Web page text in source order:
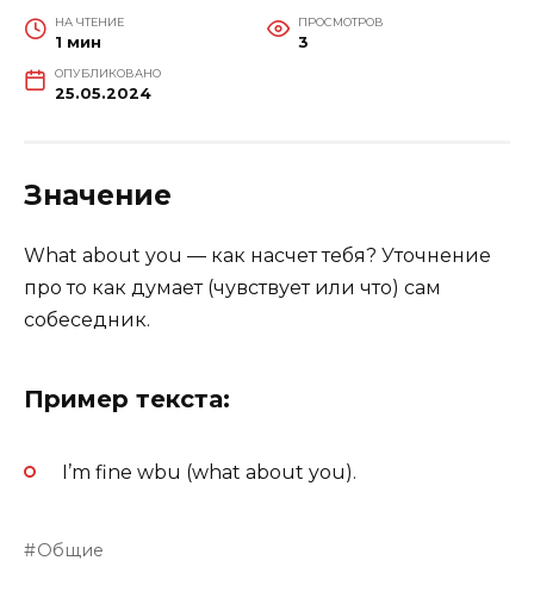
НА ЧТЕНИЕ
1 мин
ПРОСМОТРОВ
3
ОПУБЛИКОВАНО
25.05.2024
Значение
What about you — как насчет тебя? Уточнение
про то как думает (чувствует или что) сам
собеседник.
Пример текста:
I’m fine wbu (what about you).
Общие